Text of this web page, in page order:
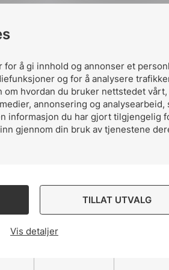
å gi innhold og annonser et
og for å analysere
hvordan du bruker nettstedet vårt,
annonsering og analysearbeid,
informasjon du har gjort tilgjengelig
gjennom din bruk av tjenestene
TILLAT UTVALG
Vis detaljer
lagt opp til en ordning hvor
benyttes til å oppfylle kravene
utstyr er dette noe alle
prosjekterer eller kjøper
Webinar 19 mai å gi et
som skal gi informasjon og
2021